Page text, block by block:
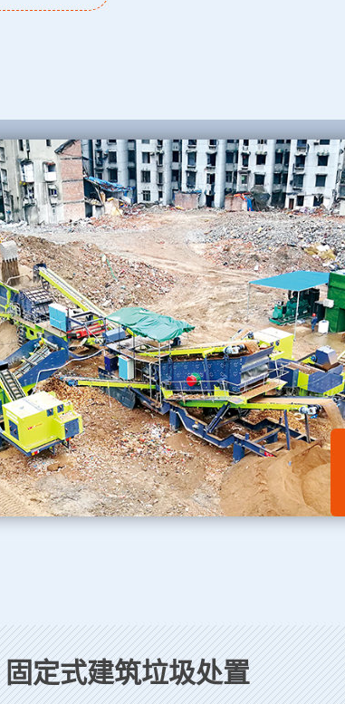
固定式建筑垃圾处置